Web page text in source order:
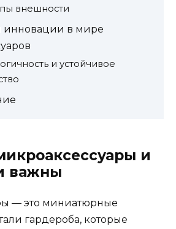
внешности
инновации в мире
и устойчивое
и
важны
— это миниатюрные
гардероба, которые